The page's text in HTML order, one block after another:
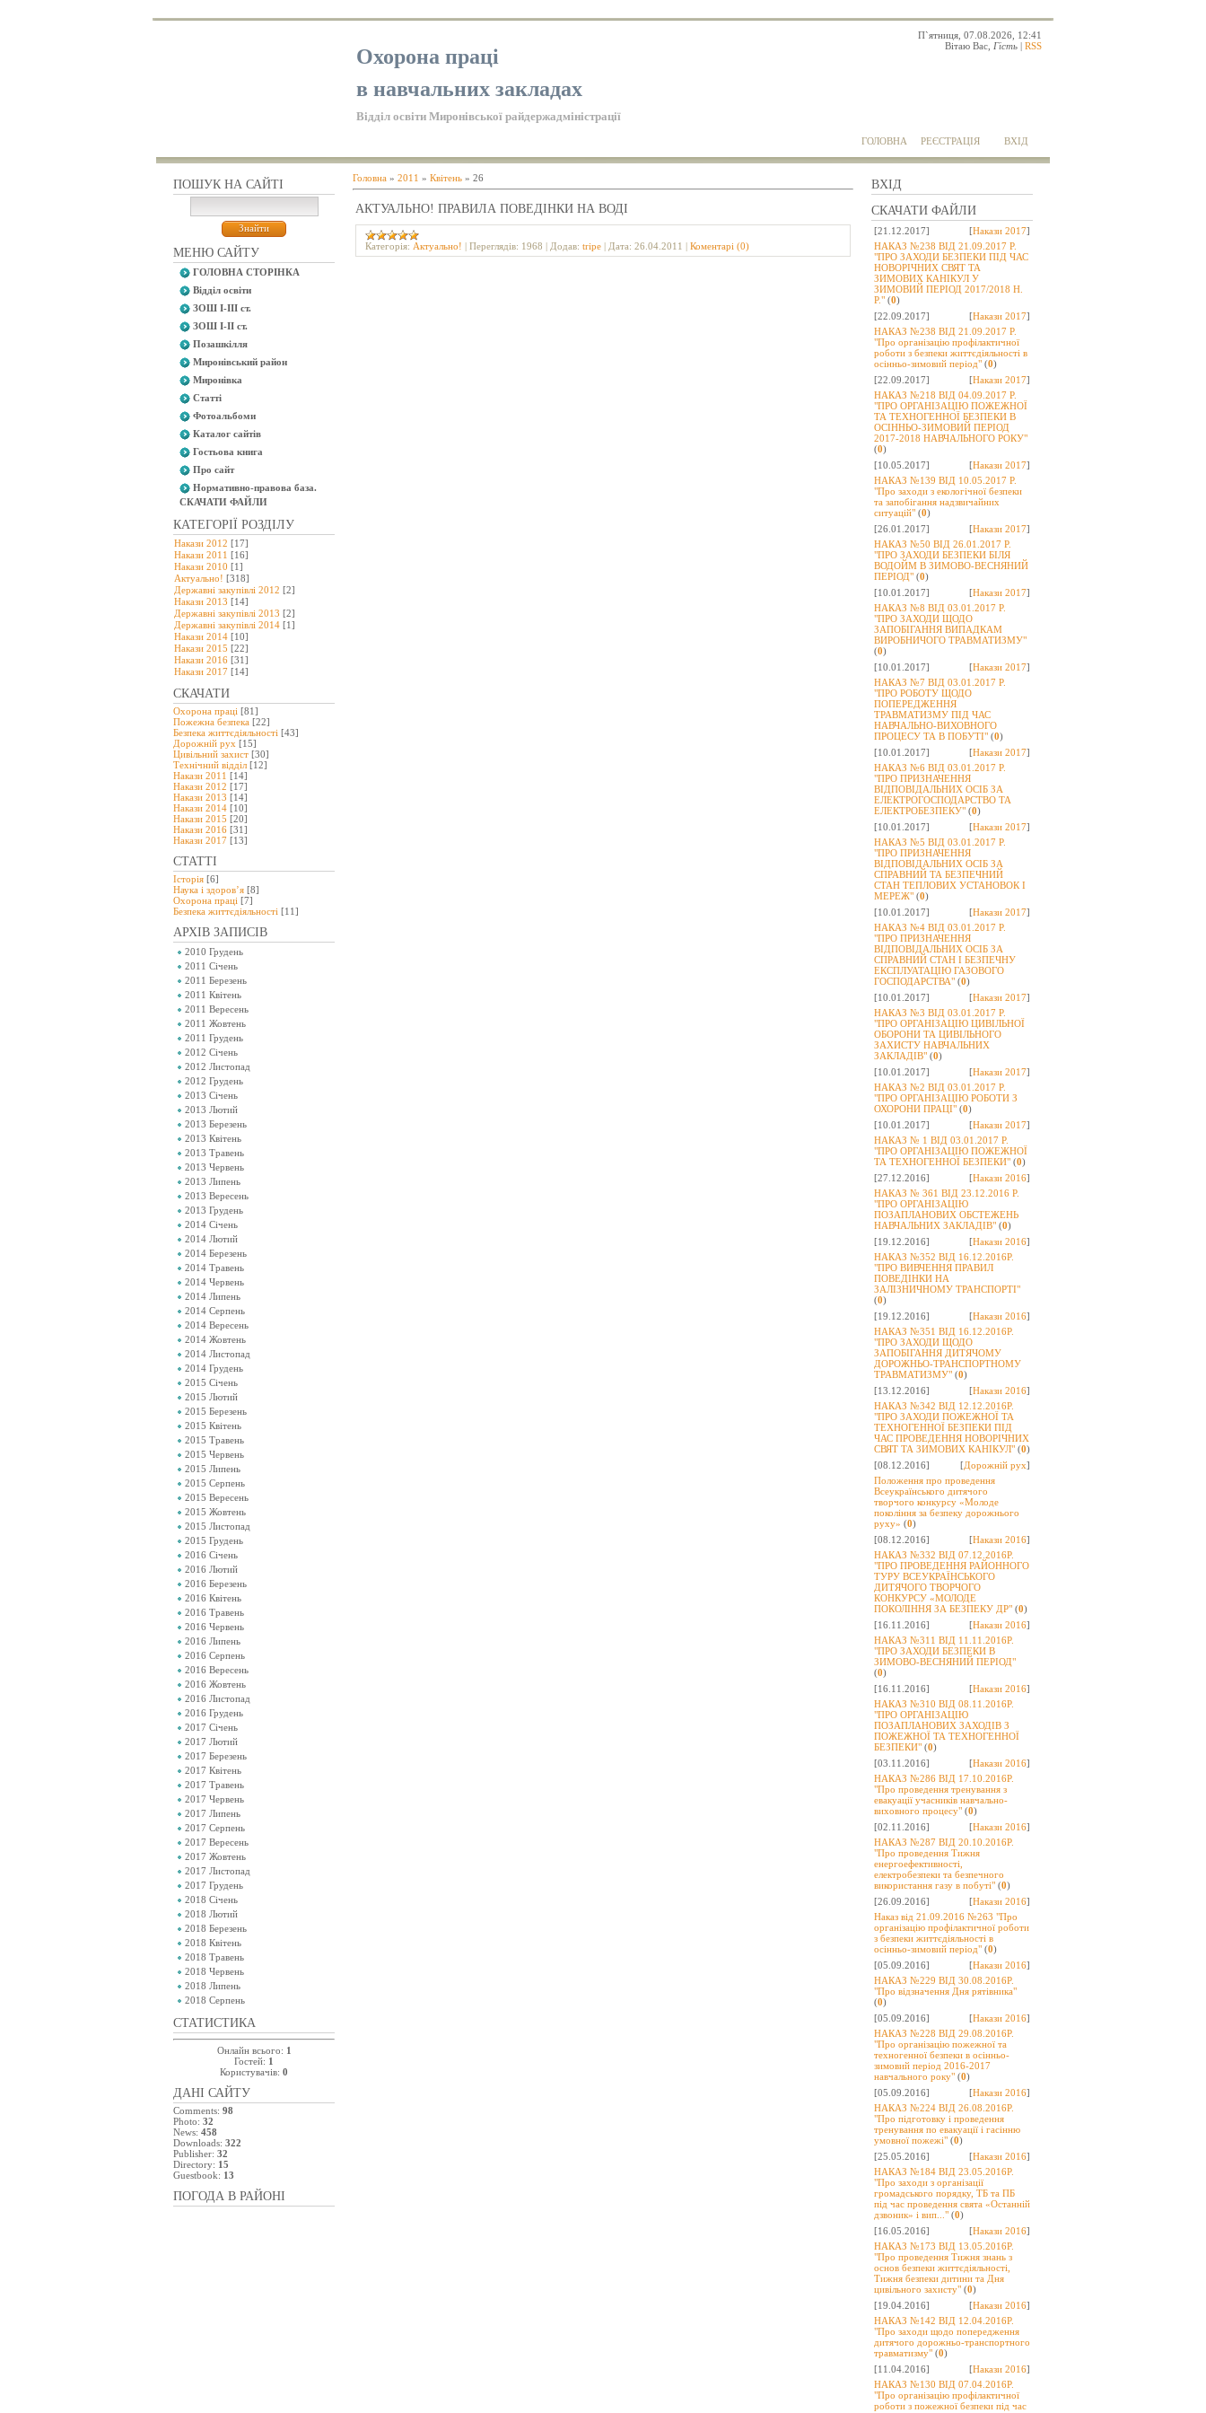
Охорона праці
в навчальних закладах
Відділ освіти Миронівської райдержадміністрації
П`ятниця, 07.08.2026, 12:41
Вітаю Вас Гість | RSS
ГОЛОВНА РЕЄСТРАЦІЯ ВХІД
ПОШУК НА САЙТІ
МЕНЮ САЙТУ
ГОЛОВНА СТОРІНКА
Відділ освіти
ЗОШ І-ІІІ ст.
ЗОШ І-ІІ ст.
Позашкілля
Миронівський район
Миронівка
Статті
Фотоальбоми
Каталог сайтів
Гостьова книга
Про сайт
Нормативно-правова база.
СКАЧАТИ ФАЙЛИ
КАТЕГОРІЇ РОЗДІЛУ
Накази 2012 [17]
Накази 2011 [16]
Накази 2010 [1]
Актуально! [318]
Державні закупівлі 2012 [2]
Накази 2013 [14]
Державні закупівлі 2013 [2]
Державні закупівлі 2014 [1]
Накази 2014 [10]
Накази 2015 [22]
Накази 2016 [31]
Накази 2017 [14]
СКАЧАТИ
Охорона праці [81]
Пожежна безпека [22]
Безпека життєдіяльності [43]
Дорожній рух [15]
Цивільний захист [30]
Технічний відділ [12]
Накази 2011 [14]
Накази 2012 [17]
Накази 2013 [14]
Накази 2014 [10]
Накази 2015 [20]
Накази 2016 [31]
Накази 2017 [13]
СТАТТІ
Історія [6]
Наука і здоров’я [8]
Охорона праці [7]
Безпeка життєдіяльності [11]
АРХІВ ЗАПИСІВ
2010 Грудень
2011 Січень
2011 Березень
2011 Квітень
2011 Вересень
2011 Жовтень
2011 Грудень
2012 Січень
2012 Листопад
2012 Грудень
2013 Січень
2013 Лютий
2013 Березень
2013 Квітень
2013 Травень
2013 Червень
2013 Липень
2013 Вересень
2013 Грудень
2014 Січень
2014 Лютий
2014 Березень
2014 Травень
2014 Червень
2014 Липень
2014 Серпень
2014 Вересень
2014 Жовтень
2014 Листопад
2014 Грудень
2015 Січень
2015 Лютий
2015 Березень
2015 Квітень
2015 Травень
2015 Червень
2015 Липень
2015 Серпень
2015 Вересень
2015 Жовтень
2015 Листопад
2015 Грудень
2016 Січень
2016 Лютий
2016 Березень
2016 Квітень
2016 Травень
2016 Червень
2016 Липень
2016 Серпень
2016 Вересень
2016 Жовтень
2016 Листопад
2016 Грудень
2017 Січень
2017 Лютий
2017 Березень
2017 Квітень
2017 Травень
2017 Червень
2017 Липень
2017 Серпень
2017 Вересень
2017 Жовтень
2017 Листопад
2017 Грудень
2018 Січень
2018 Лютий
2018 Березень
2018 Квітень
2018 Травень
2018 Червень
2018 Липень
2018 Серпень
СТАТИСТИКА
Онлайн всього: 1
Гостей: 1
Користувачів: 0
ДАНІ САЙТУ
Comments: 98
Photo: 32
News: 458
Downloads: 322
Publisher: 32
Directory: 15
Guestbook: 13
ПОГОДА В РАЙОНІ
ВХІД
СКАЧАТИ ФАЙЛИ
[21.12.2017] [Накази 2017]
НАКАЗ №238 ВІД 21.09.2017 Р.
"ПРО ЗАХОДИ БЕЗПЕКИ ПІД ЧАС
НОВОРІЧНИХ СВЯТ ТА
ЗИМОВИХ КАНІКУЛ У
ЗИМОВИЙ ПЕРІОД 2017/2018 Н.
Р." (0)
[22.09.2017]
[Накази 2017]
НАКАЗ №238 ВІД 21.09.2017 Р.
"Про організацію профілактичної
роботи з безпеки життєдіяльності в
осінньо-зимовий період" (0)
[22.09.2017]
[Накази 2017]
НАКАЗ №218 ВІД 04.09.2017 Р.
"ПРО ОРГАНІЗАЦІЮ ПОЖЕЖНОЇ
ТА ТЕХНОГЕННОЇ БЕЗПЕКИ В
ОСІННЬО-ЗИМОВИЙ ПЕРІОД
2017-2018 НАВЧАЛЬНОГО РОКУ"
(0)
[10.05.2017]
[Накази 2017]
НАКАЗ №139 ВІД 10.05.2017 Р.
"Про заходи з екологічної безпеки
та запобігання надзвичайних
ситуацій" (0)
[26.01.2017]
[Накази 2017]
НАКАЗ №50 ВІД 26.01.2017 Р.
"ПРО ЗАХОДИ БЕЗПЕКИ БІЛЯ
ВОДОЙМ В ЗИМОВО-ВЕСНЯНИЙ
ПЕРІОД" (0)
[10.01.2017]
[Накази 2017]
НАКАЗ №8 ВІД 03.01.2017 Р.
"ПРО ЗАХОДИ ЩОДО
ЗАПОБІГАННЯ ВИПАДКАМ
ВИРОБНИЧОГО ТРАВМАТИЗМУ"
(0)
[10.01.2017]
[Накази 2017]
НАКАЗ №7 ВІД 03.01.2017 Р.
"ПРО РОБОТУ ЩОДО
ПОПЕРЕДЖЕННЯ
ТРАВМАТИЗМУ ПІД ЧАС
НАВЧАЛЬНО-ВИХОВНОГО
ПРОЦЕСУ ТА В ПОБУТІ" (0)
[10.01.2017]
[Накази 2017]
НАКАЗ №6 ВІД 03.01.2017 Р.
"ПРО ПРИЗНАЧЕННЯ
ВІДПОВІДАЛЬНИХ ОСІБ ЗА
ЕЛЕКТРОГОСПОДАРСТВО ТА
ЕЛЕКТРОБЕЗПЕКУ" (0)
[10.01.2017]
[Накази 2017]
НАКАЗ №5 ВІД 03.01.2017 Р.
"ПРО ПРИЗНАЧЕННЯ
ВІДПОВІДАЛЬНИХ ОСІБ ЗА
СПРАВНИЙ ТА БЕЗПЕЧНИЙ
СТАН ТЕПЛОВИХ УСТАНОВОК І
МЕРЕЖ" (0)
[10.01.2017]
[Накази 2017]
НАКАЗ №4 ВІД 03.01.2017 Р.
"ПРО ПРИЗНАЧЕННЯ
ВІДПОВІДАЛЬНИХ ОСІБ ЗА
СПРАВНИЙ СТАН І БЕЗПЕЧНУ
ЕКСПЛУАТАЦІЮ ГАЗОВОГО
ГОСПОДАРСТВА" (0)
[10.01.2017]
[Накази 2017]
НАКАЗ №3 ВІД 03.01.2017 Р.
"ПРО ОРГАНІЗАЦІЮ ЦИВІЛЬНОЇ
ОБОРОНИ ТА ЦИВІЛЬНОГО
ЗАХИСТУ НАВЧАЛЬНИХ
ЗАКЛАДІВ" (0)
[10.01.2017]
[Накази 2017]
НАКАЗ №2 ВІД 03.01.2017 Р.
"ПРО ОРГАНІЗАЦІЮ РОБОТИ З
ОХОРОНИ ПРАЦІ" (0)
[10.01.2017]
[Накази 2017]
НАКАЗ № 1 ВІД 03.01.2017 Р.
"ПРО ОРГАНІЗАЦІЮ ПОЖЕЖНОЇ
ТА ТЕХНОГЕННОЇ БЕЗПЕКИ" (0)
[27.12.2016]
[Накази 2016]
НАКАЗ № 361 ВІД 23.12.2016 Р.
"ПРО ОРГАНІЗАЦІЮ
ПОЗАПЛАНОВИХ ОБСТЕЖЕНЬ
НАВЧАЛЬНИХ ЗАКЛАДІВ" (0)
[19.12.2016]
[Накази 2016]
НАКАЗ №352 ВІД 16.12.2016Р.
"ПРО ВИВЧЕННЯ ПРАВИЛ
ПОВЕДІНКИ НА
ЗАЛІЗНИЧНОМУ ТРАНСПОРТІ"
(0)
[19.12.2016]
[Накази 2016]
НАКАЗ №351 ВІД 16.12.2016Р.
"ПРО ЗАХОДИ ЩОДО
ЗАПОБІГАННЯ ДИТЯЧОМУ
ДОРОЖНЬО-ТРАНСПОРТНОМУ
ТРАВМАТИЗМУ" (0)
[13.12.2016]
[Накази 2016]
НАКАЗ №342 ВІД 12.12.2016Р.
"ПРО ЗАХОДИ ПОЖЕЖНОЇ ТА
ТЕХНОГЕННОЇ БЕЗПЕКИ ПІД
ЧАС ПРОВЕДЕННЯ НОВОРІЧНИХ
СВЯТ ТА ЗИМОВИХ КАНІКУЛ" (0)
[08.12.2016]
[Дорожній рух]
Положення про проведення
Всеукраїнського дитячого
творчого конкурсу «Молоде
покоління за безпеку дорожнього
руху» (0)
[08.12.2016]
[Накази 2016]
НАКАЗ №332 ВІД 07.12.2016Р.
"ПРО ПРОВЕДЕННЯ РАЙОННОГО
ТУРУ ВСЕУКРАЇНСЬКОГО
ДИТЯЧОГО ТВОРЧОГО
КОНКУРСУ «МОЛОДЕ
ПОКОЛІННЯ ЗА БЕЗПЕКУ ДР" (0)
[16.11.2016]
[Накази 2016]
НАКАЗ №311 ВІД 11.11.2016Р.
"ПРО ЗАХОДИ БЕЗПЕКИ В
ЗИМОВО-ВЕСНЯНИЙ ПЕРІОД"
(0)
[16.11.2016]
[Накази 2016]
НАКАЗ №310 ВІД 08.11.2016Р.
"ПРО ОРГАНІЗАЦІЮ
ПОЗАПЛАНОВИХ ЗАХОДІВ З
ПОЖЕЖНОЇ ТА ТЕХНОГЕННОЇ
БЕЗПЕКИ" (0)
[03.11.2016]
[Накази 2016]
НАКАЗ №286 ВІД 17.10.2016Р.
"Про проведення тренування з
евакуації учасників навчально-
виховного процесу" (0)
[02.11.2016]
[Накази 2016]
НАКАЗ №287 ВІД 20.10.2016Р.
"Про проведення Тижня
енергоефективності,
електробезпеки та безпечного
використання газу в побуті" (0)
[26.09.2016]
[Накази 2016]
Наказ від 21.09.2016 №263 "Про
організацію профілактичної роботи
з безпеки життєдіяльності в
осінньо-зимовий період" (0)
[05.09.2016]
[Накази 2016]
НАКАЗ №229 ВІД 30.08.2016Р.
"Про відзначення Дня рятівника"
(0)
[05.09.2016]
[Накази 2016]
НАКАЗ №228 ВІД 29.08.2016Р.
"Про організацію пожежної та
техногенної безпеки в осінньо-
зимовий період 2016-2017
навчального року" (0)
[05.09.2016]
[Накази 2016]
НАКАЗ №224 ВІД 26.08.2016Р.
"Про підготовку і проведення
тренування по евакуації і гасінню
умовної пожежі" (0)
[25.05.2016]
[Накази 2016]
НАКАЗ №184 ВІД 23.05.2016Р.
"Про заходи з організації
громадського порядку, ТБ та ПБ
під час проведення свята «Останній
дзвоник» і вип..." (0)
[16.05.2016]
[Накази 2016]
НАКАЗ №173 ВІД 13.05.2016Р.
"Про проведення Тижня знань з
основ безпеки життєдіяльності,
Тижня безпеки дитини та Дня
цивільного захисту" (0)
[19.04.2016]
[Накази 2016]
НАКАЗ №142 ВІД 12.04.2016Р.
"Про заходи щодо попередження
дитячого дорожньо-транспортного
травматизму" (0)
[11.04.2016]
[Накази 2016]
НАКАЗ №130 ВІД 07.04.2016Р.
"Про організацію профілактичної
роботи з пожежної безпеки під час
Головна » 2011 » Квітень » 26
АКТУАЛЬНО! ПРАВИЛА ПОВЕДІНКИ НА ВОДІ
Категорія: Актуально! | Переглядів: 1968 | Додав: tripe | Дата: 26.04.2011 | Коментарі (0)